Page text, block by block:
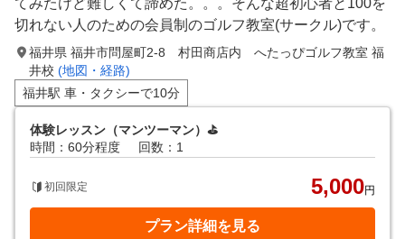
てみたけど難しくて諦めた。。。そんな超初心者と100を
切れない人のための会員制のゴルフ教室(サークル)です。
福井県 福井市問屋町2-8 村田商店内 へたっぴゴルフ教室 福
井校 (地図・経路)
福井駅 車・タクシーで10分
体験レッスン（マンツーマン）⛳️
時間：60分程度
回数：1
初回限定 5,000円
プラン詳細を見る